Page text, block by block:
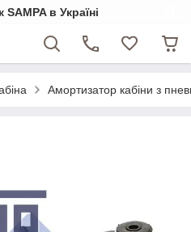
в Україні
Амортизатор кабіни з